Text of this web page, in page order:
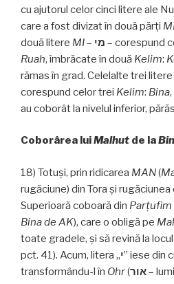
cu ajutorul celor cinci litere ale
care a fost divizat în două părți
două litere MI– מי – corespund
Ruah, îmbrăcate în două Kelim:
rămas în grad. Celelalte trei litere
corespund celor trei Kelim: Bina,
au coborât la nivelul inferior,
Coborârea luiMalhut de la
18) Totuși, prin ridicarea MAN(
rugăciune) din Tora și
Superioară coboară din Parţufim
Bina de AK), care o obligă pe
toate gradele, și să revină la locul
pct. 41). Acum, litera „י” iese din
transformându-l în Ohr(אור–